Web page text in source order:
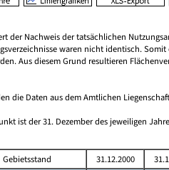
der Nachweis der tatsächlichen
waren nicht identisch.
Aus diesem Grund resultieren
die Daten aus dem Amtlichen
ist der 31. Dezember des jeweiligen
Gebietsstand 31.12.2000